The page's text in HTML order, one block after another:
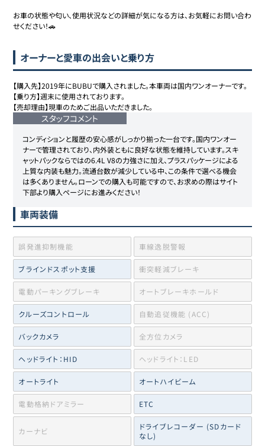
お車の状態や匂い、使用状況などの詳細が気になる方は、お気軽にお問い合わ
せください！🚗
オーナーと愛車の出会いと乗り方
【購入先】2019年にBUBUで購入されました。本車両は国内ワンオーナーです。
【乗り方】週末に使用されております。
【売却理由】現車のためご出品いただきました。
スタッフコメント
コンディションと履歴の安心感がしっかり揃った一台です。国内ワンオー
ナーで管理されており、内外装ともに良好な状態を維持しています。スキ
ャットパックならではの6.4L V8の力強さに加え、プラスパッケージによる
上質な内装も魅力。流通台数が減少している中、この条件で選べる機会
は多くありません。ローンでの購入も可能ですので、お求めの際はサイト
下部より購入ページにお進みください！
車両装備
誤発進抑制機能 車線逸脱警報
ブラインドスポット支援 衝突軽減ブレーキ
電動パーキングブレーキ オートブレーキホールド
クルーズコントロール 自動追従機能 (ACC)
バックカメラ 全方位カメラ
ヘッドライト：HID ヘッドライト：LED
オートライト オートハイビーム
電動格納ドアミラー ETC
カーナビ
ドライブレコーダー (SDカード
なし)